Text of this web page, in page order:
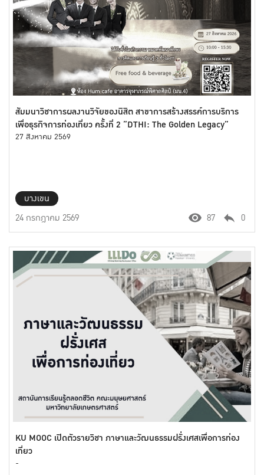
สัมมนาวิชาการผลงานวิจัยของนิสิต สาขาการสร้างสรรค์การบริการ
เพื่อธุรกิจการท่องเที่ยว ครั้งที่ 2 ”DTHI: The Golden Legacy”
27 สิงหาคม 2569
บางเขน
24 กรกฎาคม 2569
87 0
KU MOOC เปิดตัวรายวิชา ภาษาและวัฒนธรรมฝรั่งเศสเพื่อการท่อง
เที่ยว
-